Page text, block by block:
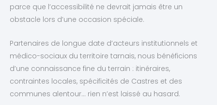
parce que l’accessibilité ne devrait jamais être un
obstacle lors d’une occasion spéciale.
Partenaires de longue date d’acteurs institutionnels et
médico-sociaux du territoire tarnais, nous bénéficions
d’une connaissance fine du terrain : itinéraires,
contraintes locales, spécificités de Castres et des
communes alentour… rien n’est laissé au hasard.